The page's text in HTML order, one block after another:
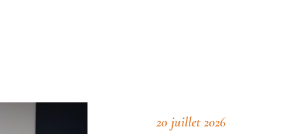
20 juillet 2026